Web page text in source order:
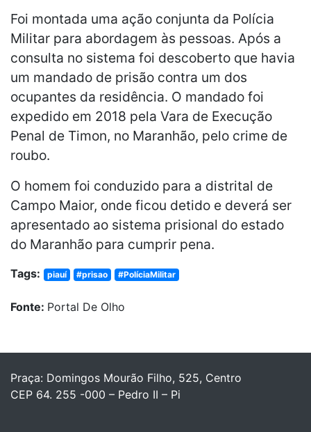
Foi montada uma ação conjunta da Polícia
Militar para abordagem às pessoas. Após a
consulta no sistema foi descoberto que havia
um mandado de prisão contra um dos
ocupantes da residência. O mandado foi
expedido em 2018 pela Vara de Execução
Penal de Timon, no Maranhão, pelo crime de
roubo.
O homem foi conduzido para a distrital de
Campo Maior, onde ficou detido e deverá ser
apresentado ao sistema prisional do estado
do Maranhão para cumprir pena.
Tags: piauí #prisao #PolíciaMilitar
Fonte: Portal De Olho
Praça: Domingos Mourão Filho, 525, Centro
CEP 64. 255 -000 – Pedro II – Pi